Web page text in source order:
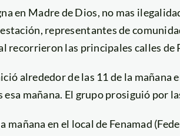
en Madre de Dios, no mas
representantes de
recorrieron las principales calles de
alrededor de las 11 de la mañana
mañana. El grupo prosiguió por
mañana en el local de Fenamad